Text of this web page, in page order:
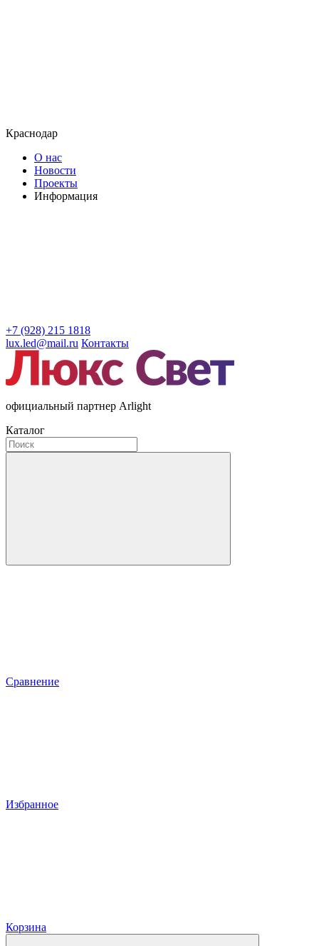
Краснодар
О нас
Новости
Проекты
Информация
+7 (928) 215 1818
lux.led@mail.ru Контакты
официальный партнер Arlight
Каталог
Сравнение
Избранное
Корзина